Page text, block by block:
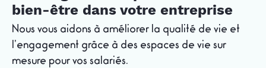
bien-être dans votre entreprise
Nous vous aidons à améliorer la qualité de vie et
l’engagement grâce à des espaces de vie sur
mesure pour vos salariés.